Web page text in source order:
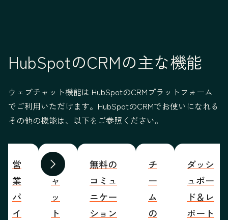
HubSpotのCRMの主な機能
ウェブチャット機能は HubSpotのCRMプラットフォーム
でご利用いただけます。HubSpotのCRMでお使いになれる
その他の機能は、以下をご参照ください。
前へ 次へ
営
業
パ
イ
チ
ャ
ッ
ト
無料の
コミュ
ニケー
ション
チ
ー
ム
の
ダッシ
ュボー
ド＆レ
ポート